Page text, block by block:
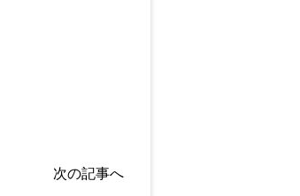
次の記事へ